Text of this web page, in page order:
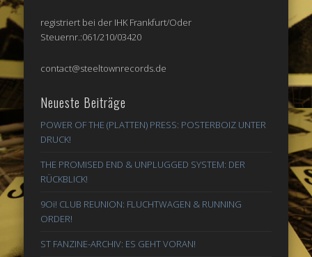
registriert bei der IHK Frankfurt/Oder
Steuernr.:061/210/03420
contact@steeltownrecords.de
Neueste Beiträge
POWER OF THE (PLATTEN) PRESS: POSTERBOIZ UNTER
DRUCK!
THE PROMISED END & UNPLUGGED SYSTEM: DER
RÜCKBLICK!
9Oi! CLUB REUNION: FLUCHTWAGEN & RUNNING
ORDER!
ST FANZINE-ARCHIV: ES GEHT VORAN!